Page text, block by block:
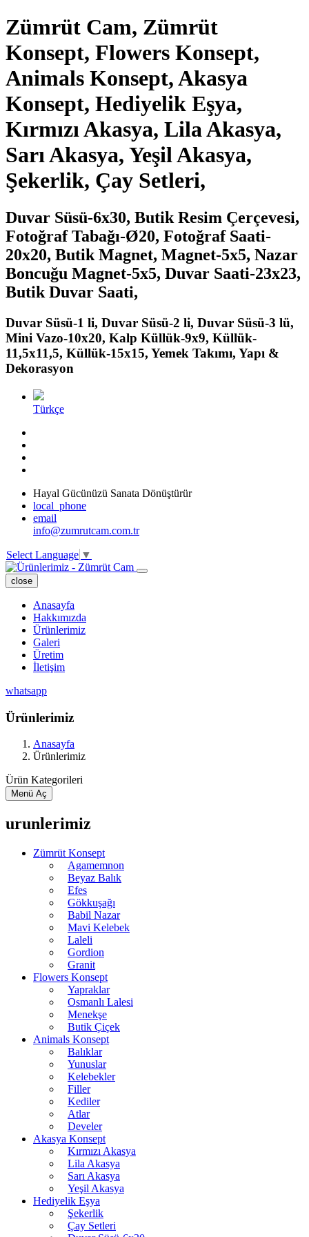
Zümrüt Cam, Zümrüt
Konsept, Flowers Konsept,
Animals Konsept, Akasya
Konsept, Hediyelik Eşya,
Kırmızı Akasya, Lila Akasya,
Sarı Akasya, Yeşil Akasya,
Şekerlik, Çay Setleri,
Duvar Süsü-6x30, Butik Resim Çerçevesi,
Fotoğraf Tabağı-Ø20, Fotoğraf Saati-
20x20, Butik Magnet, Magnet-5x5, Nazar
Boncuğu Magnet-5x5, Duvar Saati-23x23,
Butik Duvar Saati,
Duvar Süsü-1 li, Duvar Süsü-2 li, Duvar Süsü-3 lü,
Mini Vazo-10x20, Kalp Küllük-9x9, Küllük-
11,5x11,5, Küllük-15x15, Yemek Takımı, Yapı &
Dekorasyon
Türkçe
Hayal Gücünüzü Sanata Dönüştürür
local_phone
email
info@zumrutcam.com.tr
Select Language ▼
close
Anasayfa
Hakkımızda
Ürünlerimiz
Galeri
Üretim
İletişim
whatsapp
Ürünlerimiz
Anasayfa
Ürünlerimiz
Ürün Kategorileri
Menü Aç
urunlerimiz
Zümrüt Konsept
Agamemnon
Beyaz Balık
Efes
Gökkuşağı
Babil Nazar
Mavi Kelebek
Laleli
Gordion
Granit
Flowers Konsept
Yapraklar
Osmanlı Lalesi
Menekşe
Butik Çiçek
Animals Konsept
Balıklar
Yunuslar
Kelebekler
Filler
Kediler
Atlar
Develer
Akasya Konsept
Kırmızı Akasya
Lila Akasya
Sarı Akasya
Yeşil Akasya
Hediyelik Eşya
Şekerlik
Çay Setleri